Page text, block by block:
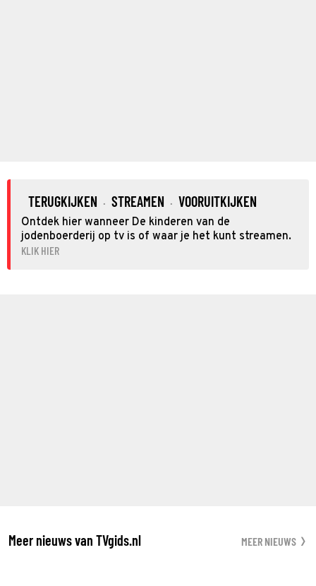
TERUGKIJKEN · STREAMEN · VOORUITKIJKEN
Ontdek hier wanneer De kinderen van de
jodenboerderij op tv is of waar je het kunt streamen.
KLIK HIER
Meer nieuws van TVgids.nl MEER NIEUWS